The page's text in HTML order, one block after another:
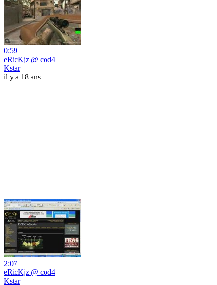
0:59
eRicKjz @ cod4
Kstar
il y a 18 ans
2:07
eRicKjz @ cod4
Kstar